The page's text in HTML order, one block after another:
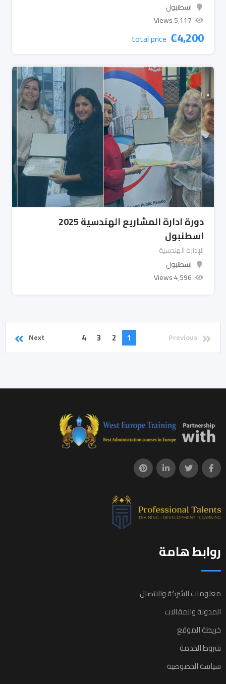
اسطنبول
5٬117 Views
€4,200
total price
دورة ادارة المشاريع الهندسية 2025
اسطنبول
الإدارة الهندسية
اسطنبول
4٬596 Views
Previous
1
2
3
4
Next
روابط هامة
معلومات الشركة والاتصال
المدونة والمقالات
خريطة الموقع
شروط الخدمة
سياسة الخصوصية